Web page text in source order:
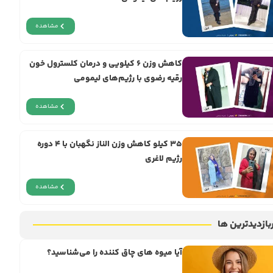
مشاهده
کاهش وزن ۶ کیلویی و درمان کلسترول خون
رقیه رضوی با رژیم‌های لیمومی
مشاهده
۳۵ کیلو کاهش وزن الناز نگهبان با ۴ دوره
رژیم لاغری
مشاهده
ها
آیا میوه های چاق کننده را می‌شناسید؟